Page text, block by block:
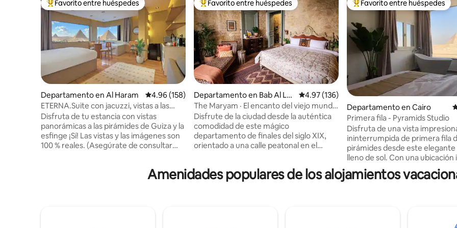
De los mejores en Favorito entre huéspedes
Favorito entre huéspedes
Departamento en Al Haram Calificación promedio: 4.96 de 5; 158 evaluaciones
4.96 (158)
ETERNA.Suite con jacuzzi, vistas a las
pirámides y balcón
Disfruta de tu estancia con vistas
panorámicas a las pirámides de Guiza y la
esfinge ¡Sí! Las vistas y las imágenes son
100 % reales. (Asegúrate de consultar
todas las pirámides de Guiza desde
De los mejores en Favorito entre huéspedes
Favorito entre huéspedes
Departamento en Bab Al Lo
uq
Calificación promedio: 4.97 de 5; 136
4.97 (136)
The Maryam · El encanto del viejo mundo
en el centro de El Cairo
Disfrute de la ciudad desde la auténtica
comodidad de este mágico
departamento de finales del siglo XIX,
orientado a una calle peatonal en el
enmarcan una sofisticada combinación
de muebles, textiles y detalles antiguos,
De los mejores en Favorito
Favorito entre huéspedes
Departamento en Cairo
Primera fila - Pyramids Studio
Disfruta de una vista
ininterrumpida de primera fila
pirámides desde este
lleno de sol. Con una ubicación ideal
directamente en la carretera
de fácil acceso, el estudio se
Amenidades populares de los alojamientos